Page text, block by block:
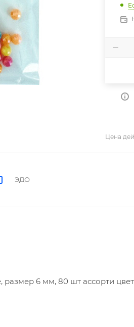
Цена
ЭДО
6 мм, 80 шт ассорти